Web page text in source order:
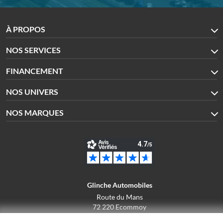
À PROPOS
NOS SERVICES
FINANCEMENT
NOS UNIVERS
NOS MARQUES
Glinche Automobiles
Route du Mans
72 220 Ecommoy